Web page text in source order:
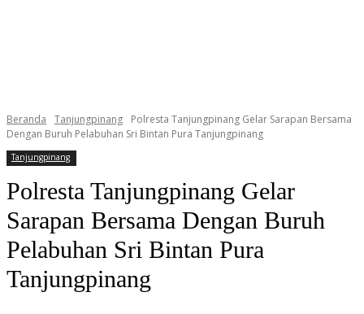
Beranda Tanjungpinang
Polresta Tanjungpinang Gelar Sarapan Bersama
Dengan Buruh Pelabuhan Sri Bintan Pura Tanjungpinang
Tanjungpinang
Polresta Tanjungpinang Gelar
Sarapan Bersama Dengan Buruh
Pelabuhan Sri Bintan Pura
Tanjungpinang